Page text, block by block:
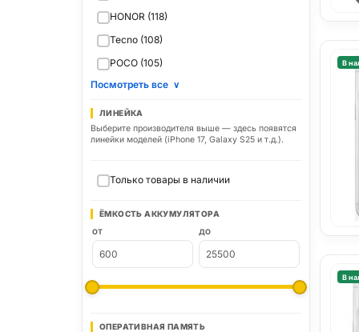
HONOR (118)
Tecno (108)
POCO (105)
Посмотреть все ∨
ЛИНЕЙКА
Выберите производителя выше — здесь появятся
линейки моделей (iPhone 17, Galaxy S25 и т.д.).
Только товары в наличии
ЁМКОСТЬ АККУМУЛЯТОРА
ОТ ДО
ОПЕРАТИВНАЯ ПАМЯТЬ
В
В